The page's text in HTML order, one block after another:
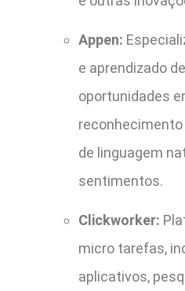
Appen:
e aprendizado
oportunidades
de linguagem
sentimentos.
Clickworker:
micro tarefas,
aplicativos,